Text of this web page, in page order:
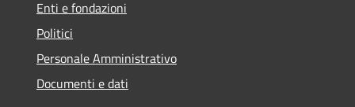
Enti e fondazioni
Politici
Personale Amministrativo
Documenti e dati